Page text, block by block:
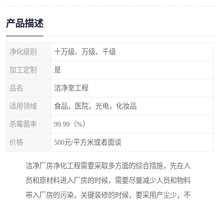
产品描述
净化级别 十万级、万级、千级
加工定制 是
品名 洁净室工程
适用领域 食品，医院，光电，化妆品
杀霉菌率 99.99（%）
价格 500元/平方米或者面谈
洁净厂房净化工程需要采取多方面的综合措施，先在人
员和原材料进入厂房的时候，需要尽量减少人员和物料
带入厂房的污染，关键装修的时候，要采用产尘少，不